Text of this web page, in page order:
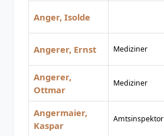
Anger, Isolde
Angerer, Ernst Mediziner
Angerer,
Ottmar
Mediziner
Angermaier,
Kaspar
Amtsinspektor